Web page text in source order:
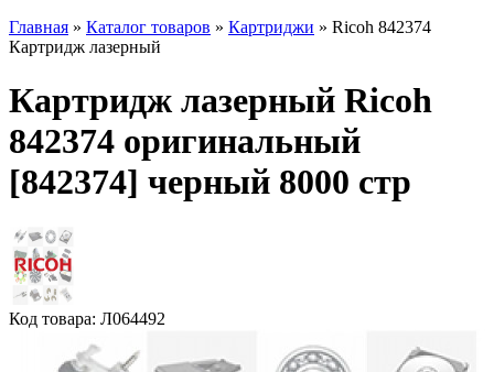
Главная » Каталог товаров » Картриджи » Ricoh 842374
Картридж лазерный
Картридж лазерный Ricoh
842374 оригинальный
[842374] черный 8000 стр
Код товара: Л064492